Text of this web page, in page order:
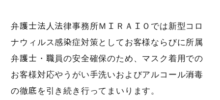
弁護士法人法律事務所ＭＩＲＡＩＯでは新型コロ
ナウィルス感染症対策としてお客様ならびに所属
弁護士・職員の安全確保のため、マスク着用での
お客様対応やうがい手洗いおよびアルコール消毒
の徹底を引き続き行ってまいります。